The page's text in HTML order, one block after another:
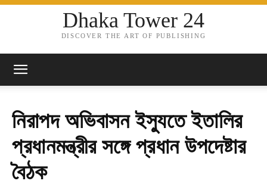
Dhaka Tower 24
DISCOVER THE ART OF PUBLISHING
নিরাপদ অভিবাসন ইস্যুতে ইতালির
প্রধানমন্ত্রীর সঙ্গে প্রধান উপদেষ্টার
বৈঠক